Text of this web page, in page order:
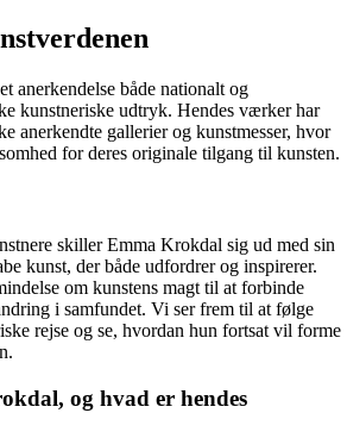
anerkendelse både nationalt og
kunstneriske udtryk. Hendes værker har
anerkendte gallerier og kunstmesser, hvor
for deres originale tilgang til kunsten.
skiller Emma Krokdal sig ud med sin
kunst, der både udfordrer og inspirerer.
om kunstens magt til at forbinde
i samfundet. Vi ser frem til at følge
rejse og se, hvordan hun fortsat vil forme
og hvad er hendes